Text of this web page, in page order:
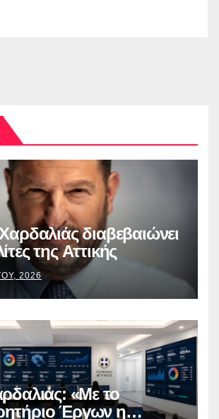
διαβεβαιώνει
της Αττικής
2026
«Με το
Έργων η